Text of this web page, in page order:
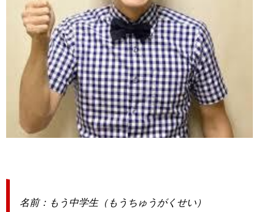
名前：もう中学生（もうちゅうがくせい）